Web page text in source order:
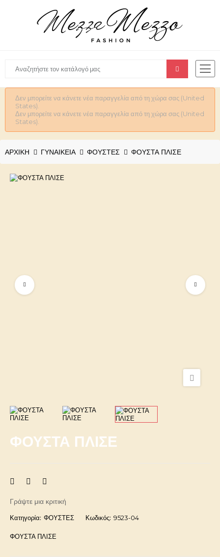
Δεν μπορείτε να κάνετε νέα παραγγελία από τη χώρα σας (United
States).
Δεν μπορείτε να κάνετε νέα παραγγελία από τη χώρα σας (United
States).
ΑΡΧΙΚΉ ΓΥΝΑΙΚΕΊΑ ΦΟΥΣΤΕΣ ΦΟΥΣΤΑ ΠΛΙΣΕ
ΦΟΥΣΤΑ ΠΛΙΣΕ
Γράψτε μια κριτική
Κατηγορία: ΦΟΥΣΤΕΣ Κωδικός: 9523-04
ΦΟΥΣΤΑ ΠΛΙΣΕ